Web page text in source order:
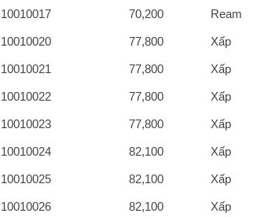
10010017 70,200 Ream
10010020 77,800 Xấp
10010021 77,800 Xấp
10010022 77,800 Xấp
10010023 77,800 Xấp
10010024 82,100 Xấp
10010025 82,100 Xấp
10010026 82,100 Xấp